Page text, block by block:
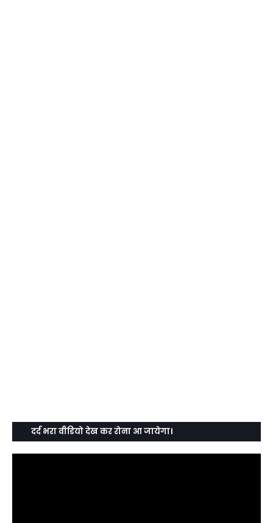
दर्द भरा वीडियो देख कर रोना आ जायेगा।